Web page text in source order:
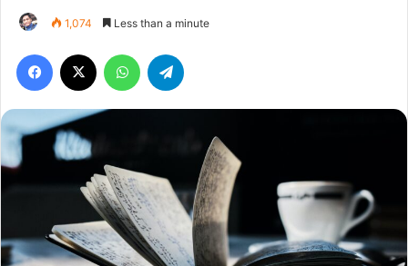
1,074 Less than a minute
Facebook WhatsApp